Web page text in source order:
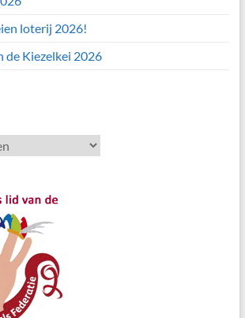
loterij 2026!
de Kiezelkei 2026